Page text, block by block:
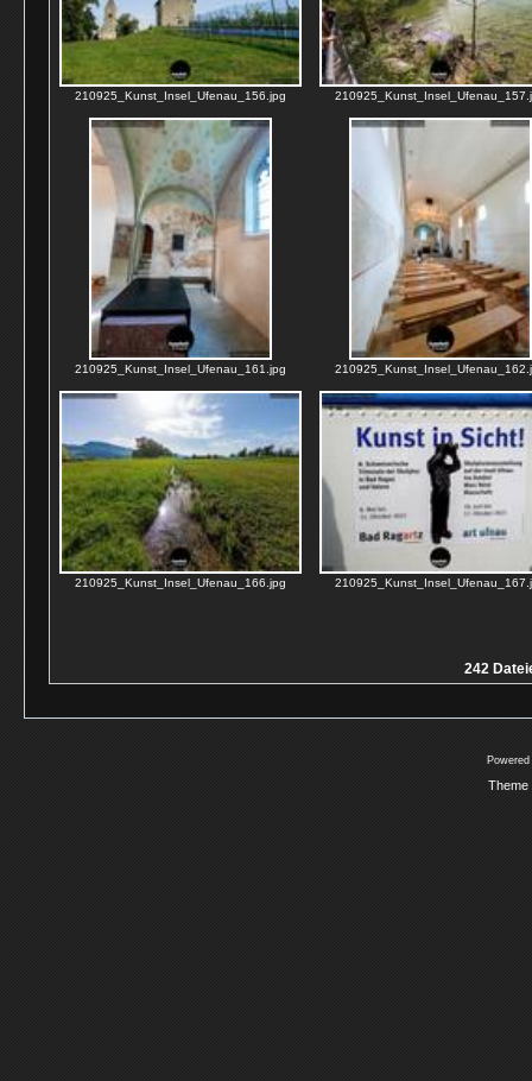
210925_Kunst_Insel_Ufenau_156.jpg
210925_Kunst_Insel_Ufenau_161.jpg
210925_Kunst_Insel_Ufenau_166.jpg
242
Theme